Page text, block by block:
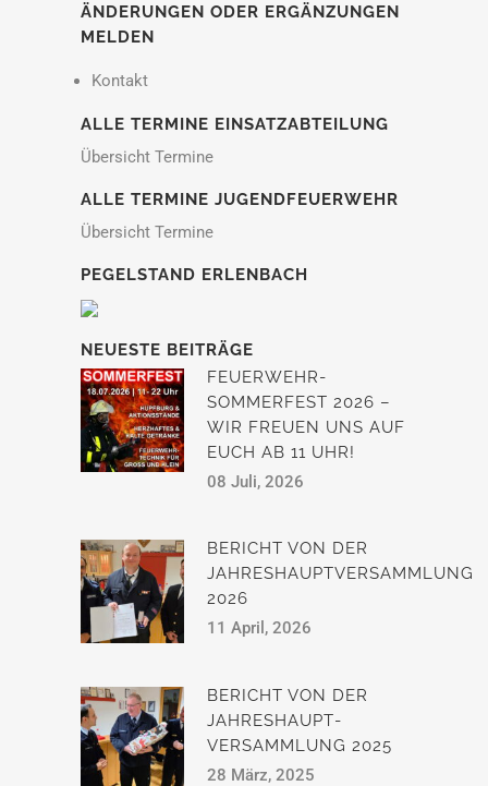
ÄNDERUNGEN ODER ERGÄNZUNGEN
MELDEN
Kontakt
ALLE TERMINE EINSATZABTEILUNG
Übersicht Termine
ALLE TERMINE JUGENDFEUERWEHR
Übersicht Termine
PEGELSTAND ERLENBACH
NEUESTE BEITRÄGE
FEUERWEHR-
SOMMERFEST 2026 –
WIR FREUEN UNS AUF
EUCH AB 11 UHR!
08 Juli, 2026
BERICHT VON DER
JAHRESHAUPTVERSAMMLUNG
2026
11 April, 2026
BERICHT VON DER
JAHRESHAUPT­
VERSAMMLUNG 2025
28 März, 2025